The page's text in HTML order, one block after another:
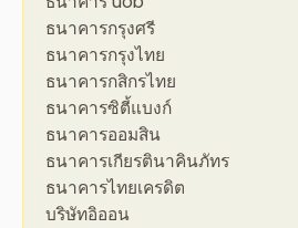
ธนาคารกรุงศรี
ธนาคารกรุงไทย
ธนาคารกสิกรไทย
ธนาคารซิตี้แบงก์
ธนาคารออมสิน
ธนาคารเกียรตินาคินภัทร
ธนาคารไทยเครดิต
บริษัทอิออน